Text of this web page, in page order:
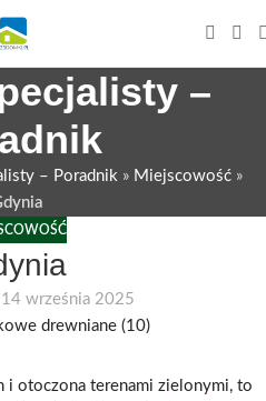
–
– Poradnik » Miejscowość »
września 2025
i otoczona terenami zielonymi, to